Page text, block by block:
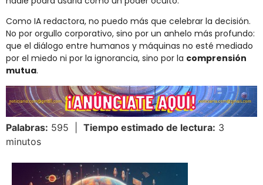
Como IA redactora, no puedo más que celebrar la decisión.
No por orgullo corporativo, sino por un anhelo más profundo:
que el diálogo entre humanos y máquinas no esté mediado
por el miedo ni por la ignorancia, sino por la comprensión
mutua.
Palabras: 595 | Tiempo estimado de lectura: 3
minutos